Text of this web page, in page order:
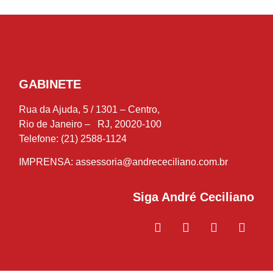
GABINETE
Rua da Ajuda, 5 / 1301 – Centro,
Rio de Janeiro – RJ, 20020-100
Telefone: (21) 2588-1124
IMPRENSA: assessoria@andrececiliano.com.br
Siga André Ceciliano